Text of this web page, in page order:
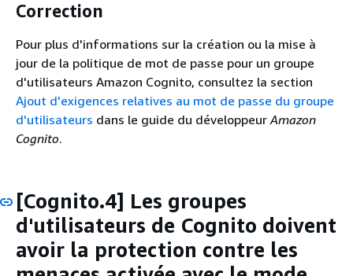
Correction
Pour plus d'informations sur la création ou la mise à
jour de la politique de mot de passe pour un groupe
d'utilisateurs Amazon Cognito, consultez la section
Ajout d'exigences relatives au mot de passe du groupe
d'utilisateurs dans le guide du développeur Amazon
Cognito.
[Cognito.4] Les groupes
d'utilisateurs de Cognito doivent
avoir la protection contre les